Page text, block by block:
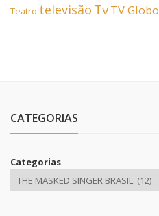
Teatro televisão TvTV Globo
CATEGORIAS
Categorias